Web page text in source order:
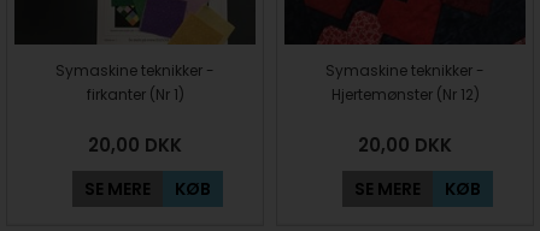
Symaskine teknikker -
firkanter (Nr 1)
20,00 DKK
SE MERE KØB
Symaskine teknikker -
Hjertemønster (Nr 12)
20,00 DKK
SE MERE KØB